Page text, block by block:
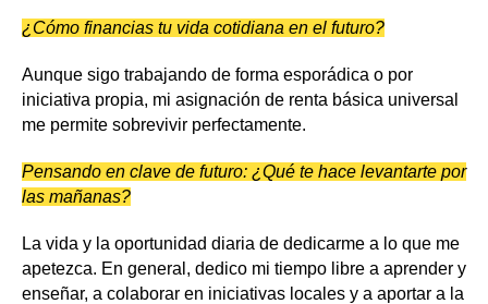
¿Cómo financias tu vida cotidiana en el futuro?
Aunque sigo trabajando de forma esporádica o por
iniciativa propia, mi asignación de renta básica universal
me permite sobrevivir perfectamente.
Pensando en clave de futuro: ¿Qué te hace levantarte por
las mañanas?
La vida y la oportunidad diaria de dedicarme a lo que me
apetezca. En general, dedico mi tiempo libre a aprender y
enseñar, a colaborar en iniciativas locales y a aportar a la